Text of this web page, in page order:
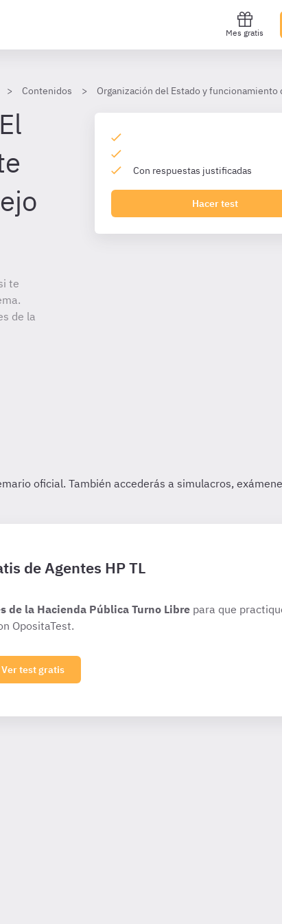
Mes gratis
Contenidos Organización del Estado y funcionamiento
te
de la
Con respuestas justificadas
Hacer test
de Agentes HP TL
de la Hacienda Pública Turno Libre para que
OpositaTest.
Ver test gratis